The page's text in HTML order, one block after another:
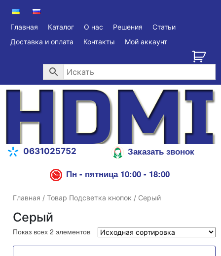
Главная Каталог О нас Решения
Статьи
Доставка и оплата
Контакты Мой аккаунт
0631025752
Заказать звонок
Пн - пятница 10:00 - 18:00
Главная / Товар Подсветка кнопок / Серый
Серый
Показ всех 2 элементов